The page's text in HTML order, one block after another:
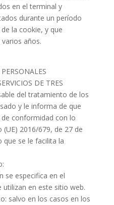
en el terminal y
durante un período
la cookie, y que
años.
DE TRES
del tratamiento de los
y le informa de que
conformidad con lo
2016/679, de 27 de
que se le facilita la
se especifica en el
en este sitio web.
salvo en los casos en los